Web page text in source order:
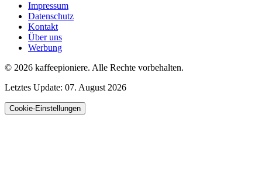
Impressum
Datenschutz
Kontakt
Über uns
Werbung
© 2026 kaffeepioniere. Alle Rechte vorbehalten.
Letztes Update: 07. August 2026
Cookie-Einstellungen